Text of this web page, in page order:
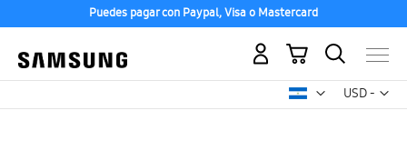
Puedes pagar con Paypal, Visa o Mastercard
USD -
dólar
Mi carrito